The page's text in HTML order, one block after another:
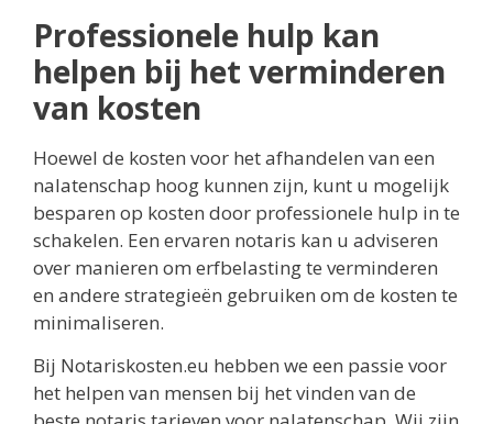
Professionele hulp kan
helpen bij het verminderen
van kosten
Hoewel de kosten voor het afhandelen van een
nalatenschap hoog kunnen zijn, kunt u mogelijk
besparen op kosten door professionele hulp in te
schakelen. Een ervaren notaris kan u adviseren
over manieren om erfbelasting te verminderen
en andere strategieën gebruiken om de kosten te
minimaliseren.
Bij Notariskosten.eu hebben we een passie voor
het helpen van mensen bij het vinden van de